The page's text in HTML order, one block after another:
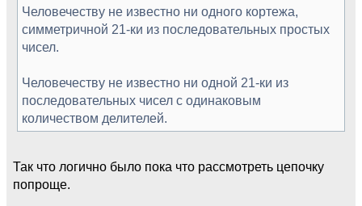
Человечеству не известно ни одного кортежа,
симметричной 21-ки из последовательных простых
чисел.
Человечеству не известно ни одной 21-ки из
последовательных чисел с одинаковым
количеством делителей.
Так что логично было пока что рассмотреть цепочку
попроще.